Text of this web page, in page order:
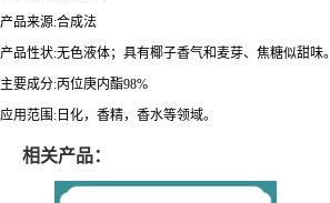
产品来源:合成法
产品性状:无色液体；具有椰子香气和麦芽、焦糖似甜味。
主要成分:丙位庚内酯98%
应用范围:日化，香精，香水等领域。
相关产品：